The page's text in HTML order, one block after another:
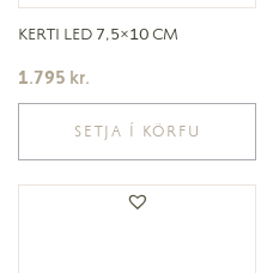
KERTI LED 7,5×10 CM
1.795 kr.
SETJA Í KÖRFU